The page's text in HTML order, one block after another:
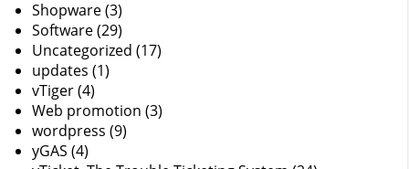
Shopware(3)
Software(29)
Uncategorized (17)
updates (1)
vTiger(4)
Web promotion (3)
wordpress (9)
yGAS (4)